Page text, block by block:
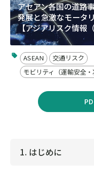
アセアン各国の道路
発展と急激なモータ
【アジアリスク情報
ASEAN
交通リスク
モビリティ（運輸安全・
1. はじめに